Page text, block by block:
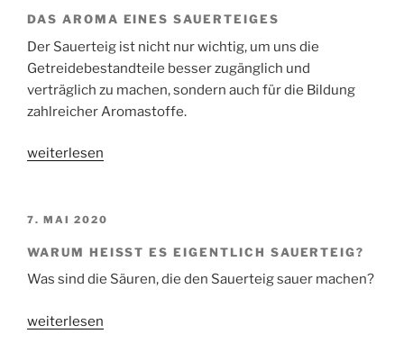
DAS AROMA EINES SAUERTEIGES
Der Sauerteig ist nicht nur wichtig, um uns die
Getreidebestandteile besser zugänglich und
verträglich zu machen, sondern auch für die Bildung
zahlreicher Aromastoffe.
„Das
Sauerteiges“
weiterlesen
VERÖFFENTLICHT
7. MAI 2020
WARUM HEISST ES EIGENTLICH SAUERTEIG?
Was sind die Säuren, die den Sauerteig sauer machen?
„Warum
weiterlesen